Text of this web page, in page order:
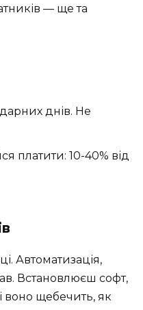
— ще та
днів. Не
платити: 10-40% від
Автоматизація,
Встановлюєш софт,
і воно щебечить, як